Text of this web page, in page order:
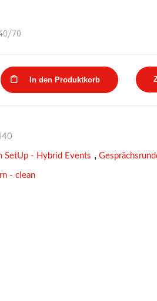
70
In den Produktkorb
SetUp - Hybrid Events ,
- clean